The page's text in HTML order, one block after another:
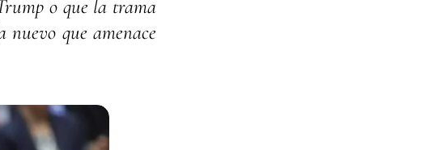
o que la trama
que amenace